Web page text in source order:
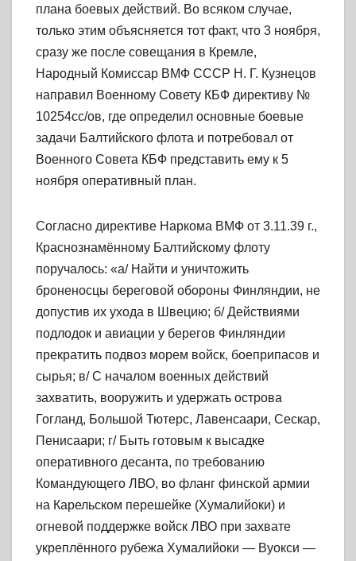
плана боевых действий. Во всяком случае,
только этим объясняется тот факт, что 3 ноября,
сразу же после совещания в Кремле,
Народный Комиссар ВМФ СССР Н. Г. Кузнецов
направил Военному Совету КБФ директиву №
10254сс/ов, где определил основные боевые
задачи Балтийского флота и потребовал от
Военного Совета КБФ представить ему к 5
ноября оперативный план.
Согласно директиве Наркома ВМФ от 3.11.39 г.,
Краснознамённому Балтийскому флоту
поручалось: «а/ Найти и уничтожить
броненосцы береговой обороны Финляндии, не
допустив их ухода в Швецию; б/ Действиями
подлодок и авиации у берегов Финляндии
прекратить подвоз морем войск, боеприпасов и
сырья; в/ С началом военных действий
захватить, вооружить и удержать острова
Гогланд, Большой Тютерс, Лавенсаари, Сескар,
Пенисаари; г/ Быть готовым к высадке
оперативного десанта, по требованию
Командующего ЛВО, во фланг финской армии
на Карельском перешейке (Хумалийоки) и
огневой поддержке войск ЛВО при захвате
укреплённого рубежа Хумалийоки — Вуокси —